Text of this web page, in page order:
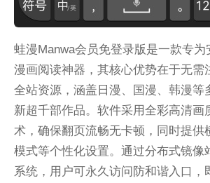
蛙漫Manwa会员免登录版是一款专为
漫画阅读神器，其核心优势在于无需
全站资源，涵盖日漫、国漫、韩漫等
新超千部作品。软件采用全彩高清画
术，确保翻页流畅无卡顿，同时提供
模式等个性化设置。通过分布式镜像
系统，用户可永久访问防和谐入口，